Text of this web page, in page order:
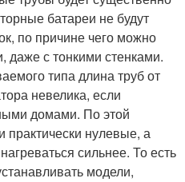
батареи не будут
по причине чего можно
с тонкими стенками.
типа длина труб от
невелика, если
домами. По этой
практически нулевые, а
сильнее. То есть
модели,